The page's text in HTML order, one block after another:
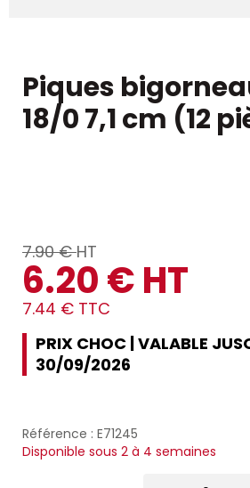
Piques
18/0 7,1 cm (12
7.90 €HT
6.20 € HT
7.44 € TTC
PRIX CHOC | VALABLE
30/09/2026
Référence : E71245
Disponible sous 2 à 4 semaines